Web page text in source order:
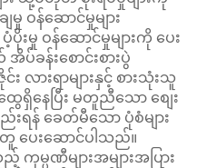
မှု ဝန်ဆောင်မှုများ
းမှု ဝန်ဆောင်မှုများကို ပေး
ခန်းစောင်းစားပွဲ
လားရာများနှင့် စားသုံးသူ
ရှိနေပြီး မတူညီသော စျေး
န် ခေတ်မီသော ပုံစံများ
တူ ပေးဆောင်ပါသည်။
မ္ပဏီများအများအပြား